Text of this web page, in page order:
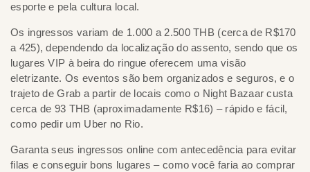
esporte e pela cultura local.
Os ingressos variam de 1.000 a 2.500 THB (cerca de R$170
a 425), dependendo da localização do assento, sendo que os
lugares VIP à beira do ringue oferecem uma visão
eletrizante. Os eventos são bem organizados e seguros, e o
trajeto de Grab a partir de locais como o Night Bazaar custa
cerca de 93 THB (aproximadamente R$16) – rápido e fácil,
como pedir um Uber no Rio.
Garanta seus ingressos online com antecedência para evitar
filas e conseguir bons lugares – como você faria ao comprar